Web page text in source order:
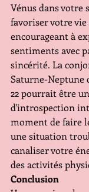
Vénus dans votre
favoriser votre vie
encourageant à
sentiments avec
sincérité. La
Saturne-Neptune
22 pourrait être
d'introspection
moment de faire
une situation
canaliser votre
des activités
Conclusion